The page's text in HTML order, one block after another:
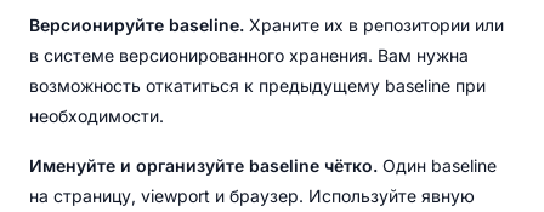
Версионируйте baseline. Храните их в репозитории или
в системе версионированного хранения. Вам нужна
возможность откатиться к предыдущему baseline при
необходимости.
Именуйте и организуйте baseline чётко. Один baseline
на страницу, viewport и браузер. Используйте явную